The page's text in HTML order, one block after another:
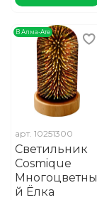
В Алма-Ате
арт. 10251300
Светильник
Cosmique
Многоцветны
й Ёлка